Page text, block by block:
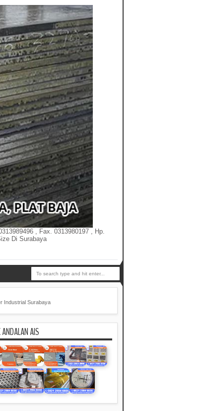
, Fax. 0313980197 , Hp.
Di Surabaya
Industrial Surabaya
AIS